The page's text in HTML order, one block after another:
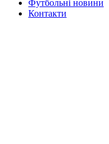
Футбольні новини
Контакти